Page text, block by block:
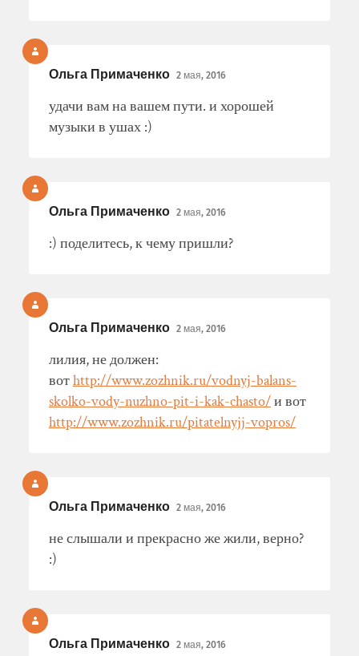
Ольга Примаченко 2 мая, 2016
удачи вам на вашем пути. и хорошей
музыки в ушах :)
Ольга Примаченко 2 мая, 2016
:) поделитесь, к чему пришли?
Ольга Примаченко 2 мая, 2016
лилия, не должен:
вотhttp://www.zozhnik.ru/vodnyj-balans-
skolko-vody-nuzhno-pit-i-kak-chasto/и вот
http://www.zozhnik.ru/pitatelnyjj-vopros/
Ольга Примаченко 2 мая, 2016
не слышали и прекрасно же жили, верно?
:)
Ольга Примаченко 2 мая, 2016